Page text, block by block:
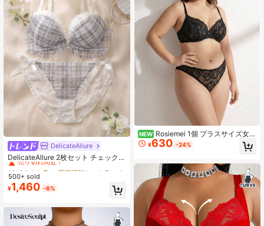
DelicateAllure
DelicateAllure 2枚セット チェック柄
3/4カップ ワイヤー入りパッド入り
ブラ レース付き フリル 重ね フラウ
ンス リボン装飾 かわいい ロリータ
風 フレッシュ&愛らしい コンフォー
ト、プラスサイズ
#1 ベストセラー
売り切れ間近！
#1 ベストセラー
売り切れ間近！
#1 ベストセラー
売り切れ間近！
#1 ベストセラー
調節可能なストラップ プラスサイズのブラとパンティセット
500+ sold
¥1,460 -6%
NEW Rosiemei 1個 プラスサイズ女性
用 無地レースパッド入りランジェリ
ーブラ&ショーツセット、リフトアッ
¥630 -24%